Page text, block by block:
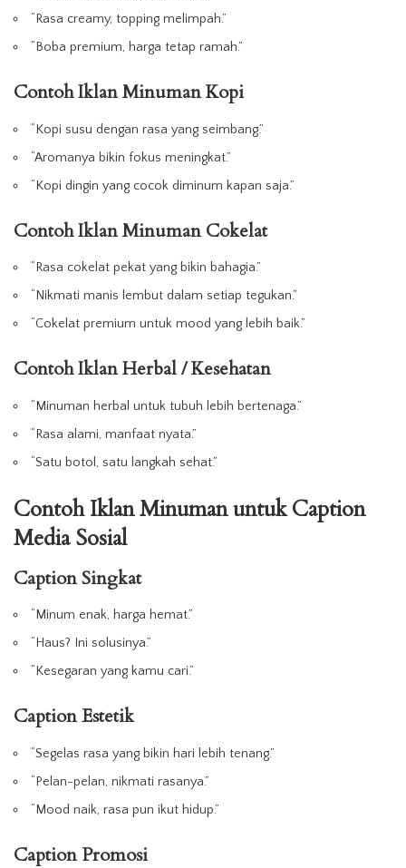
“Rasa creamy, topping melimpah.”
“Boba premium, harga tetap ramah.”
Contoh Iklan Minuman Kopi
“Kopi susu dengan rasa yang seimbang.”
“Aromanya bikin fokus meningkat.”
“Kopi dingin yang cocok diminum kapan saja.”
Contoh Iklan Minuman Cokelat
“Rasa cokelat pekat yang bikin bahagia.”
“Nikmati manis lembut dalam setiap tegukan.”
“Cokelat premium untuk mood yang lebih baik.”
Contoh Iklan Herbal / Kesehatan
“Minuman herbal untuk tubuh lebih bertenaga.”
“Rasa alami, manfaat nyata.”
“Satu botol, satu langkah sehat.”
Contoh Iklan Minuman untuk Caption
Media Sosial
Caption Singkat
“Minum enak, harga hemat.”
“Haus? Ini solusinya.”
“Kesegaran yang kamu cari.”
Caption Estetik
“Segelas rasa yang bikin hari lebih tenang.”
“Pelan-pelan, nikmati rasanya.”
“Mood naik, rasa pun ikut hidup.”
Caption Promosi